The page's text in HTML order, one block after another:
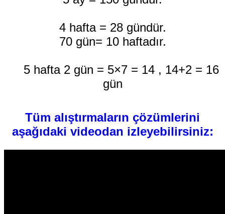
4 hafta = 28 gündür.
70 gün= 10 haftadır.
5 hafta 2 gün = 5×7 = 14 , 14+2 = 16
gün
Tüm alıştırmaların çözümlerini
aşağıdaki videodan izleyebilirsiniz: